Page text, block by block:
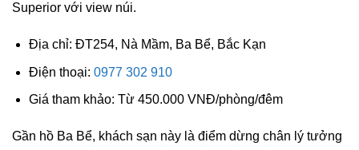
Superior với view núi.
Địa chỉ: ĐT254, Nà Mầm, Ba Bể, Bắc Kạn
Điện thoại: 0977 302 910
Giá tham khảo: Từ 450.000 VNĐ/phòng/đêm
Gần hồ Ba Bể, khách sạn này là điểm dừng chân lý tưởng